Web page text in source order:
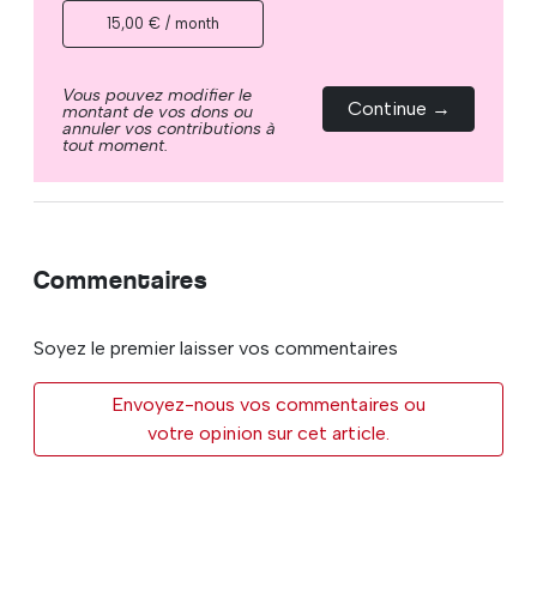
15,00 € / month
Vous pouvez modifier le
montant de vos dons ou
annuler vos contributions à
tout moment.
Continue →
Commentaires
Soyez le premier laisser vos commentaires
Envoyez-nous vos commentaires ou
votre opinion sur cet article.